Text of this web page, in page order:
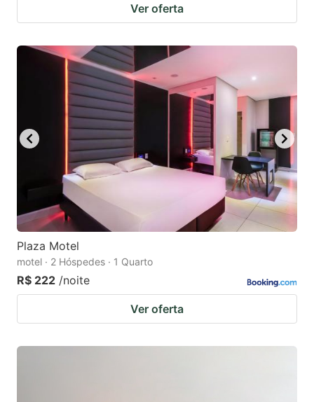
Ver oferta
Plaza Motel
motel · 2 Hóspedes · 1 Quarto
R$ 222 /noite
Ver oferta